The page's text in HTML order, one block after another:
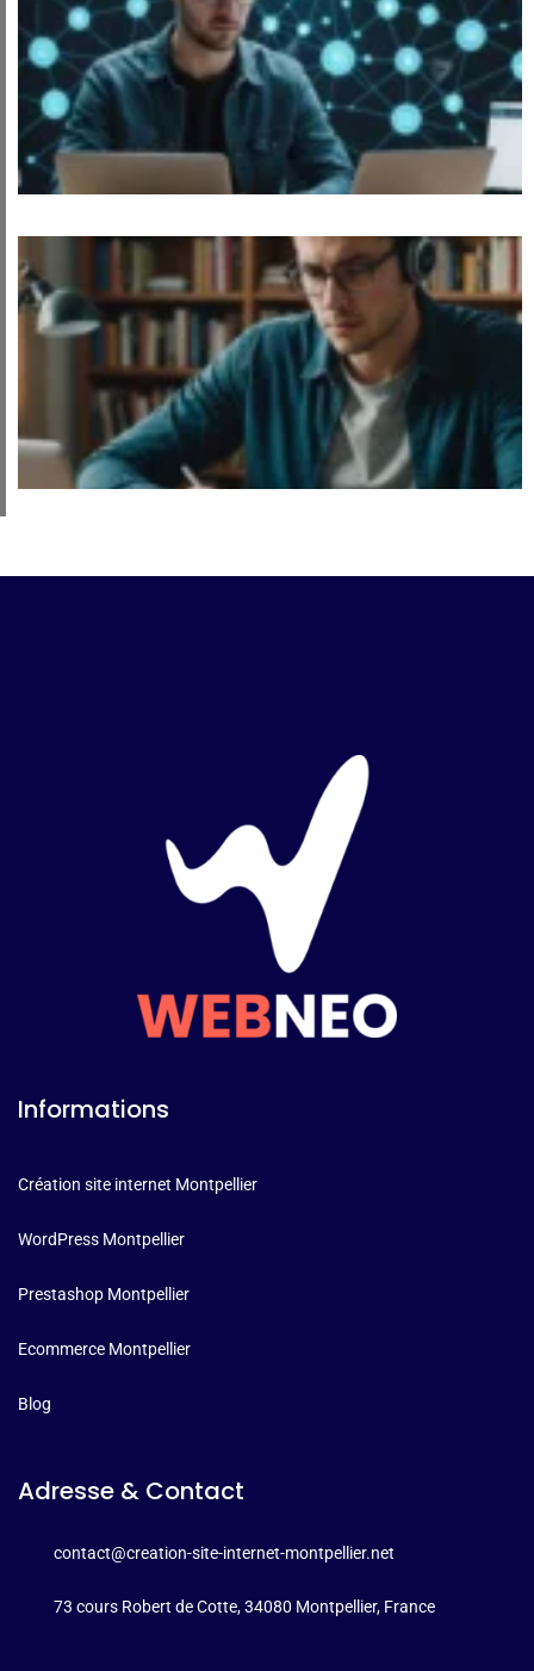
Informations
Création site internet Montpellier
WordPress Montpellier
Prestashop Montpellier
Ecommerce Montpellier
Blog
Adresse & Contact
contact@creation-site-internet-montpellier.net
73 cours Robert de Cotte, 34080 Montpellier, France